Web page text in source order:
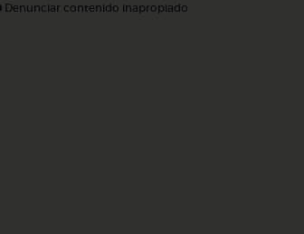
Denunciar contenido inapropiado